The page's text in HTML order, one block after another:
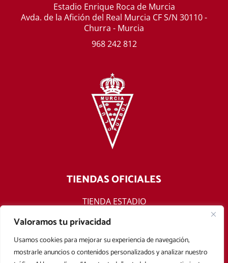
Valoramos tu privacidad
Usamos cookies para mejorar su experiencia de navegación,
mostrarle anuncios o contenidos personalizados y analizar nuestro
Estadio Enrique Roca de Murcia
Avda. de la Afición del Real Murcia CF S/N 30110 -
Churra - Murcia
968 242 812
TIENDAS OFICIALES
TIENDA ESTADIO
TIENDA ONLINE
F
a
T
w
Y
o
I
n